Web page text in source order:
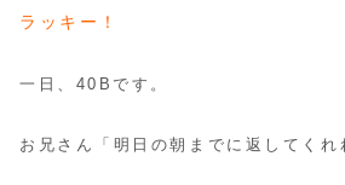
ラッキー！
一日、40Bです。
お兄さん「明日の朝までに返してくれ